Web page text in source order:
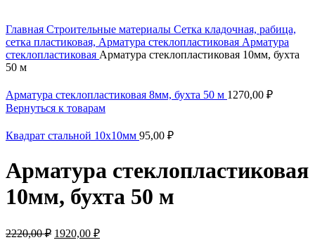
Главная Строительные материалы Сетка кладочная, рабица,
сетка пластиковая, Арматура стеклопластиковая Арматура
стеклопластиковая Арматура стеклопластиковая 10мм, бухта
50 м
Арматура стеклопластиковая 8мм, бухта 50 м 1270,00 ₽
Вернуться к товарам
Квадрат стальной 10х10мм 95,00 ₽
Арматура стеклопластиковая
10мм, бухта 50 м
2220,00₽ 1920,00 ₽